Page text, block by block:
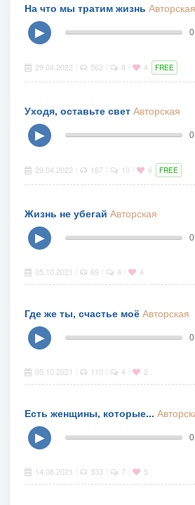
На что мы тратим жизнь Авторская
▶
29.04.2022 562 8 4 FREE
Уходя, оставьте свет Авторская
▶
29.04.2022 167 10 6 FREE
Жизнь не убегай Авторская
▶
05.10.2021 69 4 4
Где же ты, счастье моё Авторская
▶
05.10.2021 110 4 2
Есть женщины, которые...
▶
14.08.2021 333 7 5